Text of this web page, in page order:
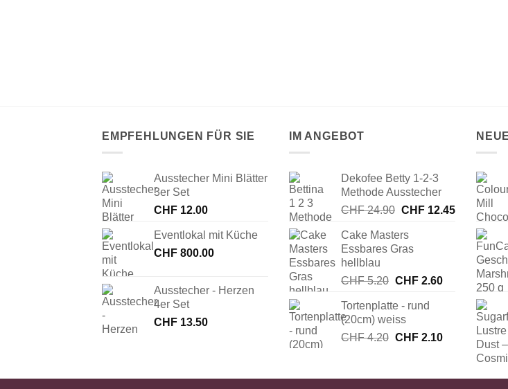
EMPFEHLUNGEN FÜR SIE
Ausstecher Mini Blätter
3er Set
CHF 12.00
Eventlokal mit Küche
CHF 800.00
Ausstecher - Herzen
4er Set
CHF 13.50
IM ANGEBOT
Dekofee Betty 1-2-3
Methode Ausstecher
CHF24.90 Ursprünglicher
war:
CHF 24.90
CHF12.45Aktueller
Preis
CHF
Cake Masters
Essbares Gras
hellblau
CHF5.20 Ursprünglicher
war:
CHF 5.20
CHF2.60Aktueller
CHF 2.60.
Tortenplatte - rund
(20cm) weiss
CHF4.20 Ursprünglicher
CHF 4.20
CHF2.10Aktueller
CHF 2.10.